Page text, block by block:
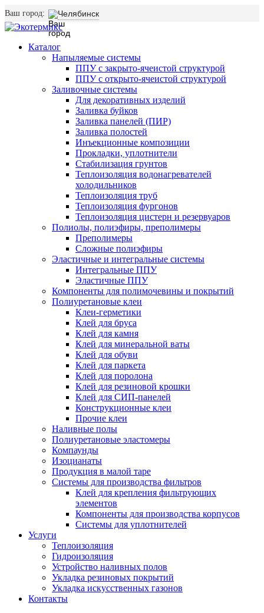
Ваш город: Челябинск
Каталог
Напыляемые системы
ППУ с закрыто-ячеистой структурой
ППУ с открыто-ячеистой структурой
Заливочные системы
Для декоративных изделий
Заливка буйков
Заливка панелей (ПИР)
Заливка полостей
Инъекционные композиции
Прокладки, уплотнители
Стабилизация грунтов
Теплоизоляция водонагревателей
холодильников
Теплоизоляция труб
Теплоизоляция фургонов
Теплоизоляция цистерн и резервуаров
Полиолы, полиэфиры, преполимеры
Преполимеры
Сложные полиэфиры
Эластичные и интегральные системы
Интегральные ППУ
Эластичные ППУ
Компоненты для полимочевины и покрытий
Полиуретановые клеи
Клеи-герметики
Клей для бруса
Клей для камня
Клей для минеральной ваты
Клей для обуви
Клей для паркета
Клей для поролона
Клей для резиновой крошки
Клей для СИП-панелей
Конструкционные клеи
Прочие клеи
Наливные полы
Полиуретановые эластомеры
Компаунды
Изоцианаты
Продукция в малой таре
Системы для производства фильтров
Клей для крепления фильтрующих
элементов
Компоненты для производства корпусов
Системы для уплотнителей
Услуги
Теплоизоляция
Гидроизоляция
Устройство наливных полов
Укладка резиновых покрытий
Укладка искусственных газонов
Контакты